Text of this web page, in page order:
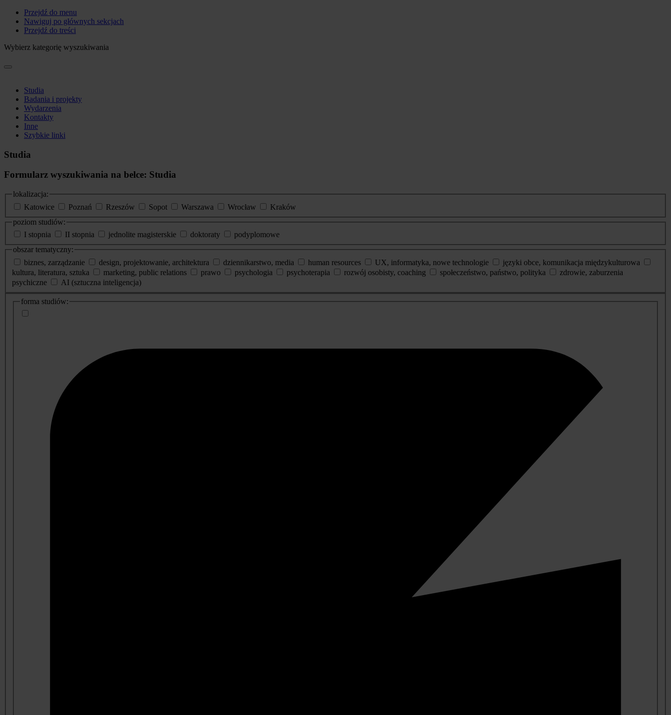
Przejdź do menu
Nawiguj po głównych sekcjach
Przejdź do treści
Wybierz kategorię wyszukiwania
Studia
Badania i projekty
Wydarzenia
Kontakty
Inne
Szybkie linki
Studia
Formularz wyszukiwania na belce: Studia
lokalizacja:
Katowice
Poznań Rzeszów Sopot Warszawa Wrocław
Kraków
poziom studiów:
I stopnia
II stopnia jednolite magisterskie doktoraty
podyplomowe
obszar tematyczny:
biznes, zarządzanie
design, projektowanie, architektura dziennikarstwo, media human resources UX, informatyka, nowe technologie
języki obce, komunikacja międzykulturowa
kultura, literatura, sztuka
marketing, public relations prawo psychologia psychoterapia rozwój osobisty, coaching społeczeństwo, państwo, polityka
zdrowie, zaburzenia
psychiczne
AI (sztuczna inteligencja)
dodatkowe
informacje
forma studiów: